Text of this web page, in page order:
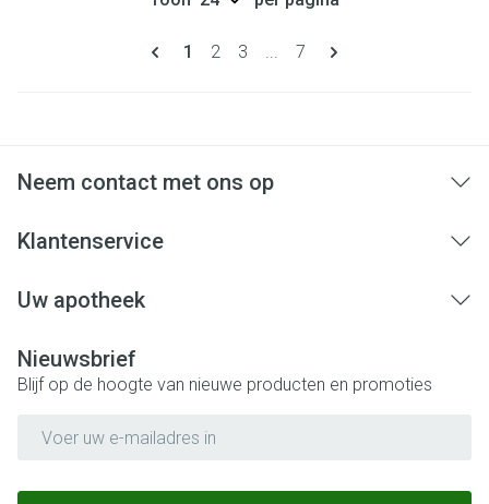
Pagina's
U lees momenteel pagina
1 Pagina
2 Pagina
3 ... Pagina
7
Neem contact met ons op
Klantenservice
Uw apotheek
Nieuwsbrief
Blijf op de hoogte van nieuwe producten en promoties